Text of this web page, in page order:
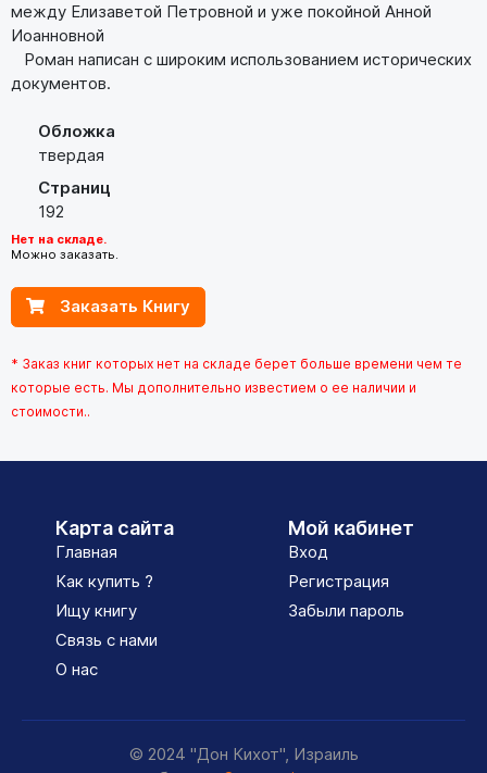
между Елизаветой Петровной и уже покойной Анной
Иоанновной
Роман написан с широким использованием исторических
документов.
Обложка
твердая
Страниц
192
Нет на складе.
Можно заказать.
Заказать Книгу
* Заказ книг которых нет на складе берет больше времени чем те
которые есть. Мы дополнительно известием о ее наличии и
стоимости..
Карта сайта
Главная
Как купить ?
Ищу книгу
Связь с нами
О нас
Мой кабинет
Вход
Регистрация
Забыли пароль
© 2024 "Дон Кихот", Израиль